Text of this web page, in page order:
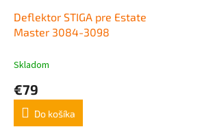
Deflektor STIGA pre Estate
Master 3084-3098
Skladom
€79
Do košíka